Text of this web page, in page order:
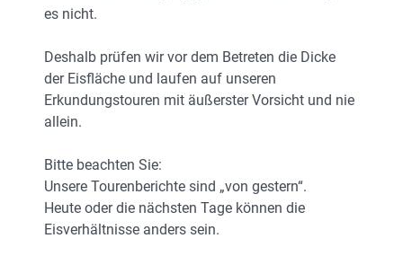
es nicht.
Deshalb prüfen wir vor dem Betreten die Dicke
der Eisfläche und laufen auf unseren
Erkundungstouren mit äußerster Vorsicht und nie
allein.
Bitte beachten Sie:
Unsere Tourenberichte sind „von gestern“.
Heute oder die nächsten Tage können die
Eisverhältnisse anders sein.